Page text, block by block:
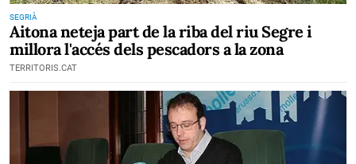
SEGRIÀ
Aitona neteja part de la riba del riu Segre i
millora l'accés dels pescadors a la zona
TERRITORIS.CAT